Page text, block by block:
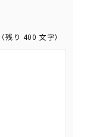
残り 400 文字）